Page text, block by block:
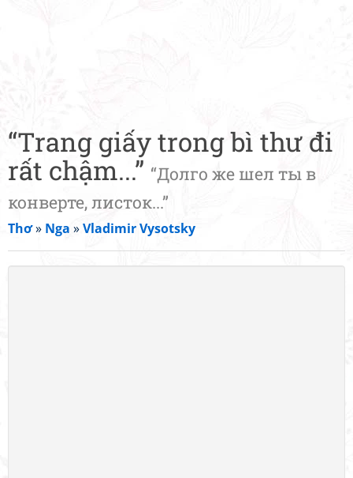
“Trang giấy trong bì thư đi
rất chậm...” “Долго же шел ты в
конверте, листок...”
Thơ» Nga »Vladimir Vysotsky